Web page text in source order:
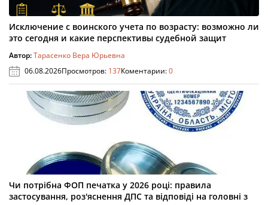
Исключение с воинского учета по возрасту: возможно ли
это сегодня и какие перспективы судебной защит
Автор:Тарасенко Вера Юрьевна
06.08.2026Просмотров: 137Коментарии:0
Чи потрібна ФОП печатка у 2026 році: правила
застосування, роз'яснення ДПС та відповіді на головні з